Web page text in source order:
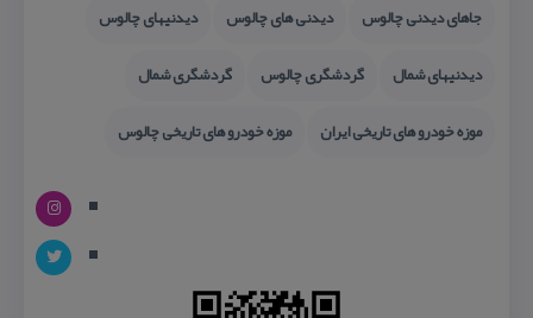
جاهای دیدنی چالوس
دیدنی های چالوس
دیدنیهای چالوس
دیدنیهای شمال
گردشگری چالوس
گردشگری شمال
موزه خودرو های تاریخی ایران
موزه خودرو های تاریخی چالوس